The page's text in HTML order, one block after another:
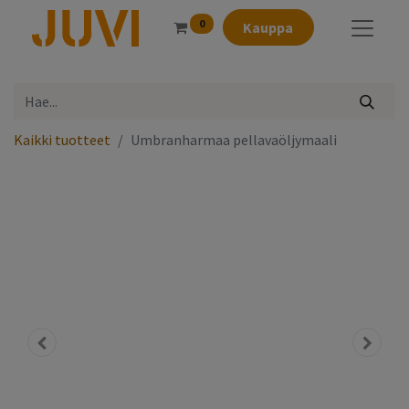
0 Kauppa
Kaikki tuotteet Umbranharmaa pellavaöljymaali